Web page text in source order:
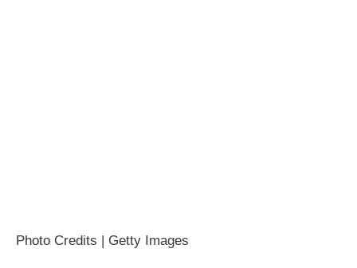
Photo Credits | Getty Images